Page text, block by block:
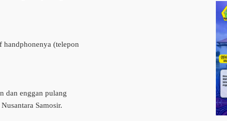
(telepon
dan enggan pulang
Samosir.